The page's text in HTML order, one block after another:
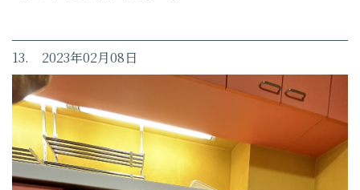
13. 2023年02月08日